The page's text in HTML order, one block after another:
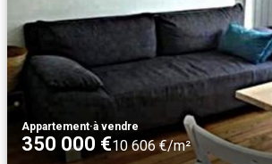
Appartement·à vendre
350 000 €10 606 €/m²